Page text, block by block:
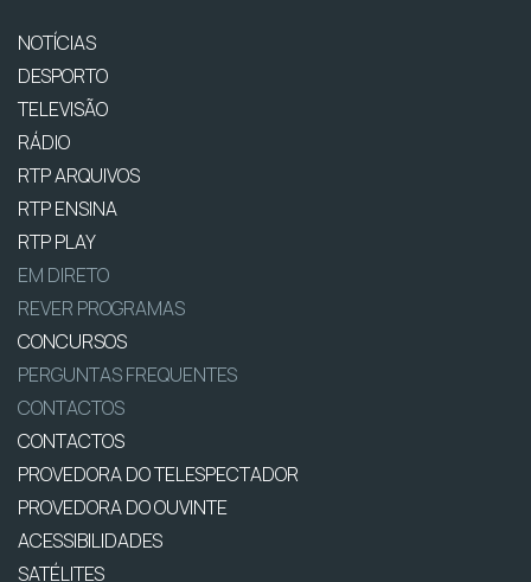
NOTÍCIAS
DESPORTO
TELEVISÃO
RÁDIO
RTP ARQUIVOS
RTP ENSINA
RTP PLAY
EM DIRETO
REVER PROGRAMAS
CONCURSOS
PERGUNTAS FREQUENTES
CONTACTOS
CONTACTOS
PROVEDORA DO TELESPECTADOR
PROVEDORA DO OUVINTE
ACESSIBILIDADES
SATÉLITES